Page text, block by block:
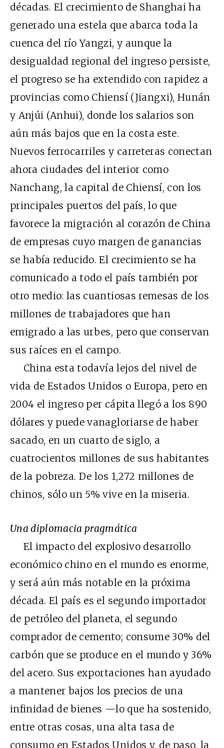
décadas. El crecimiento de Shanghai ha
generado una estela que abarca toda la
cuenca del río Yangzi, y aunque la
desigualdad regional del ingreso persiste,
el progreso se ha extendido con rapidez a
provincias como Chiensí (Jiangxi), Hunán
y Anjúi (Anhui), donde los salarios son
aún más bajos que en la costa este.
Nuevos ferrocarriles y carreteras conectan
ahora ciudades del interior como
Nanchang, la capital de Chiensí, con los
principales puertos del país, lo que
favorece la migración al corazón de China
de empresas cuyo margen de ganancias
se había reducido. El crecimiento se ha
comunicado a todo el país también por
otro medio: las cuantiosas remesas de los
millones de trabajadores que han
emigrado a las urbes, pero que conservan
sus raíces en el campo.
China esta todavía lejos del nivel de
vida de Estados Unidos o Europa, pero en
2004 el ingreso per cápita llegó a los 890
dólares y puede vanagloriarse de haber
sacado, en un cuarto de siglo, a
cuatrocientos millones de sus habitantes
de la pobreza. De los 1,272 millones de
chinos, sólo un 5% vive en la miseria.
Una diplomacia pragmática
El impacto del explosivo desarrollo
económico chino en el mundo es enorme,
y será aún más notable en la próxima
década. El país es el segundo importador
de petróleo del planeta, el segundo
comprador de cemento; consume 30% del
carbón que se produce en el mundo y 36%
del acero. Sus exportaciones han ayudado
a mantener bajos los precios de una
infinidad de bienes —lo que ha sostenido,
entre otras cosas, una alta tasa de
consumo en Estados Unidos y, de paso, la